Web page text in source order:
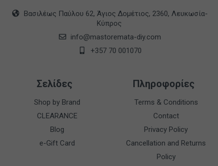
Βασιλέως Παύλου 62, Άγιος Δομέτιος, 2360, Λευκωσία-
Κύπρος
info@mastoremata-diy.com
+357 70 001070
Σελίδες
Shop by Brand
CLEARANCE
Blog
e-Gift Card
Πληροφορίες
Terms & Conditions
Contact
Privacy Policy
Cancellation and Returns
Policy